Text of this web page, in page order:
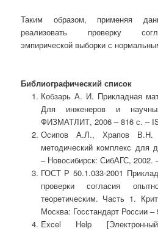
Таким образом, применяя
реализовать проверку
эмпирической выборки с
Библиографический список
Кобзарь А. И. Прикладная
Для инженеров и
ФИЗМАТЛИТ, 2006 – 816 с. –
Осипов А.Л., Храпов В.Н.
методический комплекс для
– Новосибирск: СибАГС, 2002.
ГОСТ Р 50.1.033-2001
проверки согласия
теоретическим. Часть 1.
Москва: Госстандарт России –
Excel Help